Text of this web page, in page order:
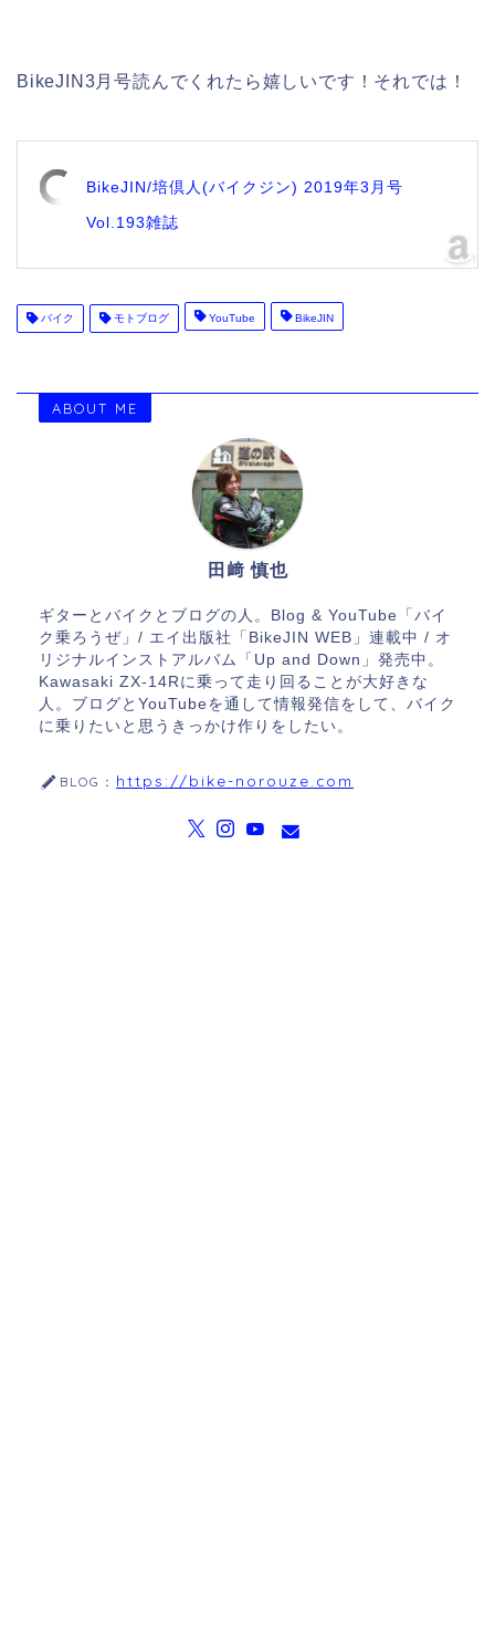
BikeJIN3月号読んでくれたら嬉しいです！それでは！
BikeJIN/培倶人(バイクジン) 2019年3月号
Vol.193雑誌
バイク モトブログ YouTube BikeJIN
ABOUT ME
田﨑 慎也
ギターとバイクとブログの人。Blog & YouTube「バイ
ク乗ろうぜ」/ エイ出版社「BikeJIN WEB」連載中 / オ
リジナルインストアルバム「Up and Down」発売中。
Kawasaki ZX-14Rに乗って走り回ることが大好きな
人。ブログとYouTubeを通して情報発信をして、バイク
に乗りたいと思うきっかけ作りをしたい。
BLOG： https://bike-norouze.com